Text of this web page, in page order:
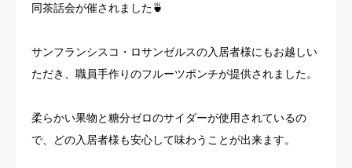
同茶話会が催されました🍵
サンフランシスコ・ロサンゼルスの入居者様にもお越しい
ただき、職員手作りのフルーツポンチが提供されました。
柔らかい果物と糖分ゼロのサイダーが使用されているの
で、どの入居者様も安心して味わうことが出来ます。